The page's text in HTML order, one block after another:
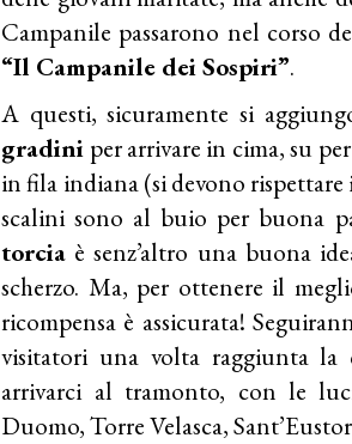
Campanile passarono nel corso
“Il Campanile dei Sospiri”.
A questi, sicuramente si
gradini per arrivare in cima, su
in fila indiana (si devono
scalini sono al buio per buona
torcia è senz’altro una buona
scherzo. Ma, per ottenere il
ricompensa è assicurata!
visitatori una volta raggiunta la
arrivarci al tramonto, con le
Duomo, Torre Velasca,